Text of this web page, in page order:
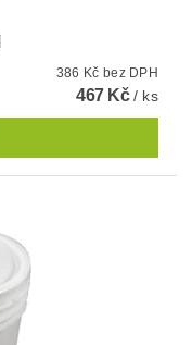
386 Kč bez DPH
467 Kč/ ks